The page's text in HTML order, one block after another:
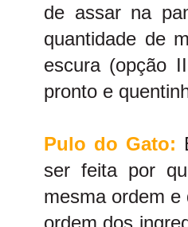
de assar na
quantidade de
escura (opção
pronto e
Pulo do Gato:
ser feita por
mesma ordem
ordem dos